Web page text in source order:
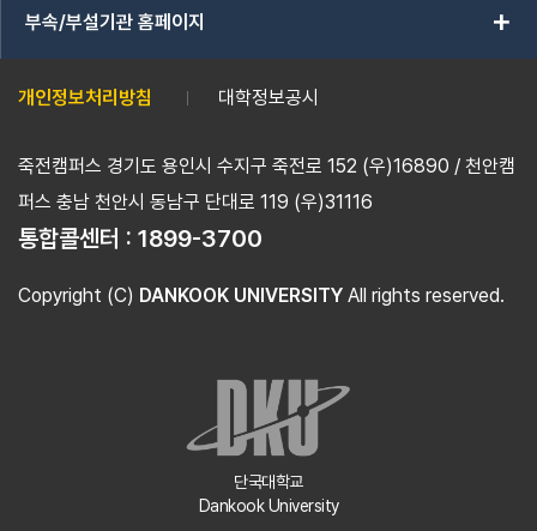
부속/부설기관 홈페이지 add
개인정보처리방침 대학정보공시
죽전캠퍼스 경기도 용인시 수지구 죽전로 152 (우)16890 / 천안캠
퍼스 충남 천안시 동남구 단대로 119 (우)31116
통합콜센터 : 1899-3700
Copyright (C) DANKOOK UNIVERSITY All rights reserved.
단국대학교
Dankook University